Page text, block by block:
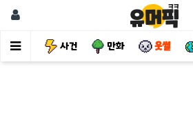
유머 사건 만화 웃썰